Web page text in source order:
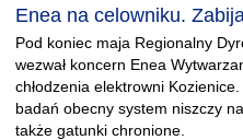
Enea na celowniku.
Pod koniec maja Regionalny
wezwał koncern Enea
chłodzenia elektrowni
badań obecny system niszczy
także gatunki chronione.